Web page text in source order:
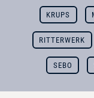
KRUPS
RITTERWERK
SEBO